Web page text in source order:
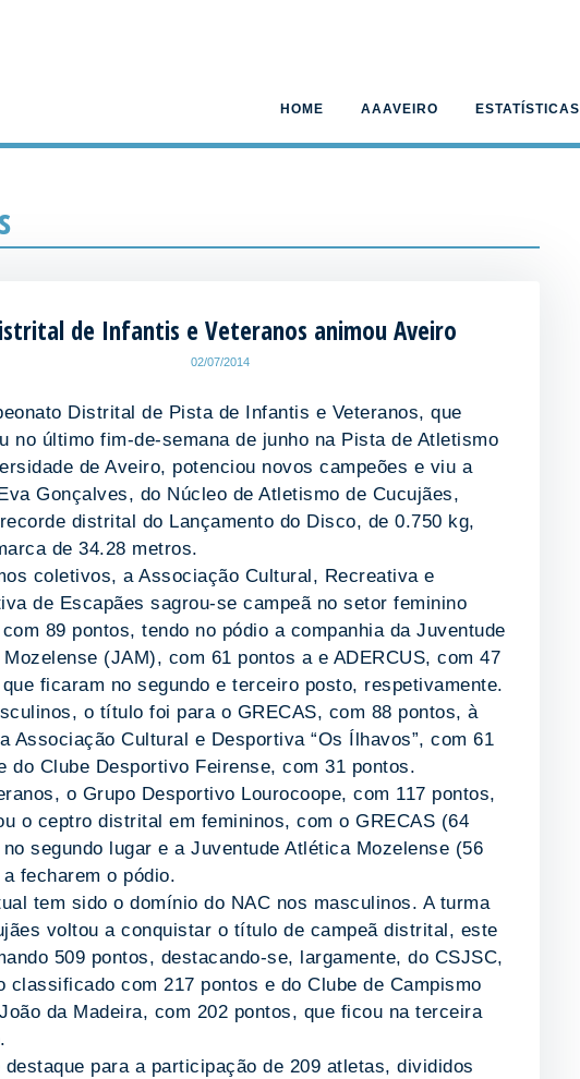
HOME AAAVEIRO ESTATÍSTICAS
de Infantis e Veteranos animou Aveiro
02/07/2014
Distrital de Pista de Infantis e Veteranos, que
no último fim-de-semana de junho na Pista de Atletismo
de Aveiro, potenciou novos campeões e viu a
Gonçalves, do Núcleo de Atletismo de Cucujães,
distrital do Lançamento do Disco, de 0.750 kg,
de 34.28 metros.
coletivos, a Associação Cultural, Recreativa e
de Escapães sagrou-se campeã no setor feminino
89 pontos, tendo no pódio a companhia da Juventude
(JAM), com 61 pontos a e ADERCUS, com 47
ficaram no segundo e terceiro posto, respetivamente.
o título foi para o GRECAS, com 88 pontos, à
Associação Cultural e Desportiva “Os Ílhavos”, com 61
do Clube Desportivo Feirense, com 31 pontos.
o Grupo Desportivo Lourocoope, com 117 pontos,
o ceptro distrital em femininos, com o GRECAS (64
segundo lugar e a Juventude Atlética Mozelense (56
fecharem o pódio.
tem sido o domínio do NAC nos masculinos. A turma
voltou a conquistar o título de campeã distrital, este
509 pontos, destacando-se, largamente, do CSJSC,
classificado com 217 pontos e do Clube de Campismo
da Madeira, com 202 pontos, que ficou na terceira
destaque para a participação de 209 atletas, divididos